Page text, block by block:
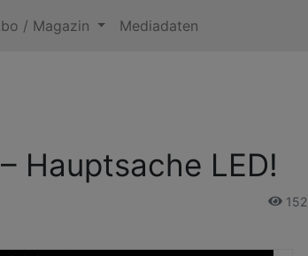
/ Magazin Mediadaten
Hauptsache LED!
152